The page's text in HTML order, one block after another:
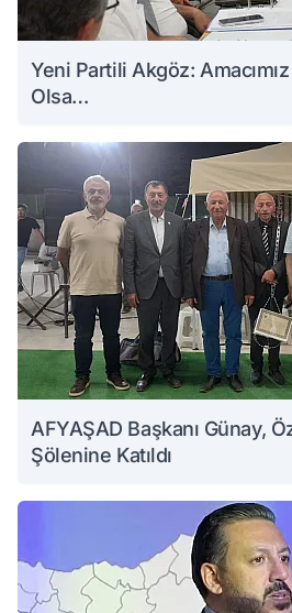
Yeni Partili Akgöz:
Olsa…
AFYAŞAD Başkanı Günay,
Şölenine Katıldı